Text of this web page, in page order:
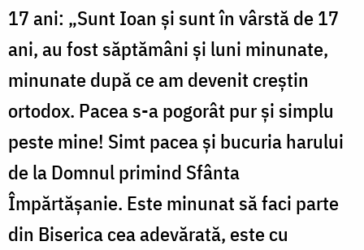
17 ani: „Sunt Ioan și sunt în vârstă de 17
ani, au fost săptămâni și luni minunate,
minunate după ce am devenit creștin
ortodox. Pacea s-a pogorât pur și simplu
peste mine! Simt pacea și bucuria harului
de la Domnul primind Sfânta
Împărtășanie. Este minunat să faci parte
din Biserica cea adevărată, este cu